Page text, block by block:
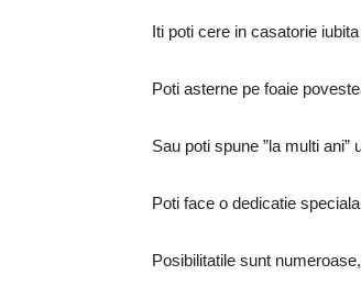
Iti poti cere in casatorie
Poti asterne pe foaie
Sau poti spune ”la multi
Poti face o dedicatie
Posibilitatile sunt